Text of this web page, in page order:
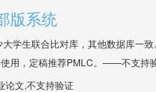
版系统
大学生联合比对库，其他数据库一
用，定稿推荐PMLC。——不支持
论文,不支持验证